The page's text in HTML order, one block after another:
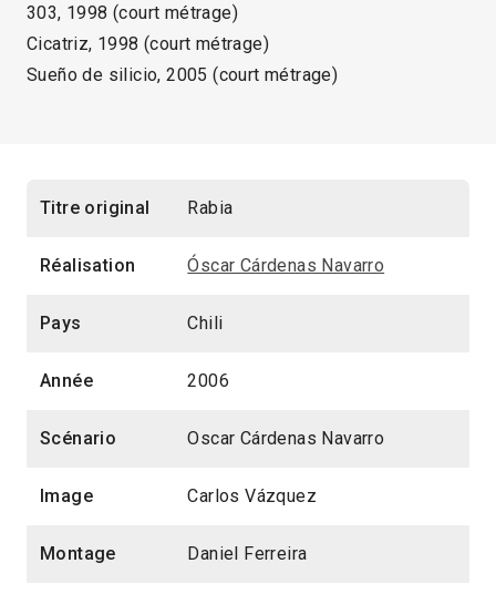
303, 1998 (court métrage)
Cicatriz, 1998 (court métrage)
Sueño de silicio, 2005 (court métrage)
Titre original Rabia
Réalisation Óscar Cárdenas Navarro
Pays Chili
Année 2006
Scénario Oscar Cárdenas Navarro
Image Carlos Vázquez
Montage Daniel Ferreira